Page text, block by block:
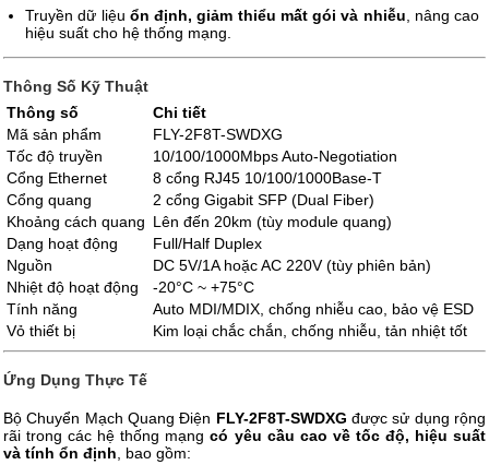
Truyền dữ liệu ổn định, giảm thiểu mất gói và nhiễu, nâng cao
hiệu suất cho hệ thống mạng.
Thông Số Kỹ Thuật
Thông số
Chi tiết
Mã sản phẩm
FLY-2F8T-SWDXG
Tốc độ truyền
10/100/1000Mbps Auto-Negotiation
Cổng Ethernet
8 cổng RJ45 10/100/1000Base-T
Cổng quang
2 cổng Gigabit SFP (Dual Fiber)
Khoảng cách quang Lên đến 20km (tùy module quang)
Dạng hoạt động
Full/Half Duplex
Nguồn
DC 5V/1A hoặc AC 220V (tùy phiên bản)
Nhiệt độ hoạt động
-20°C ~ +75°C
Tính năng
Auto MDI/MDIX, chống nhiễu cao, bảo vệ ESD
Vỏ thiết bị
Kim loại chắc chắn, chống nhiễu, tản nhiệt tốt
Ứng Dụng Thực Tế
Bộ Chuyển Mạch Quang Điện FLY-2F8T-SWDXG được sử dụng rộng
rãi trong các hệ thống mạngcó yêu cầu cao về tốc độ, hiệu suất
và tính ổn định, bao gồm: